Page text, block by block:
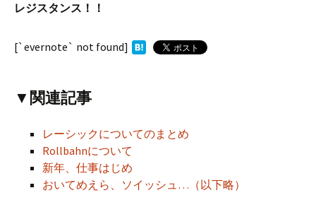
レジスタンス！！
[`evernote` not found]
▼関連記事
レーシックについてのまとめ
Rollbahnについて
新年、仕事はじめ
おいてめえら、ソイッシュ…（以下略）